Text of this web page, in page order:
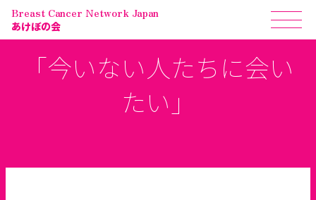
Breast Cancer Network Japan
あけぼの会
「今いない人たちに会い
たい」